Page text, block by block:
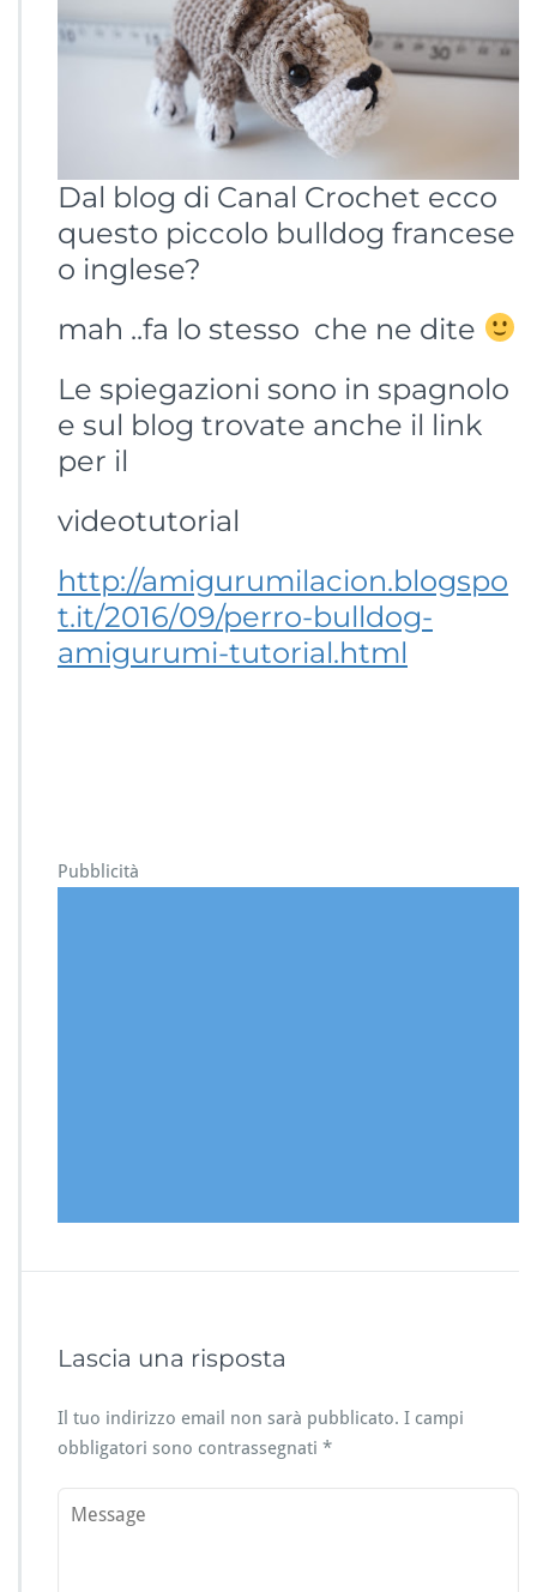
Dal blog di Canal Crochet ecco
questo piccolo bulldog francese
o inglese?
mah ..fa lo stesso che ne dite
Le spiegazioni sono in spagnolo
e sul blog trovate anche il link
per il
videotutorial
http://amigurumilacion.blogspo
t.it/2016/09/perro-bulldog-
amigurumi-tutorial.html
Pubblicità
Lascia una risposta
Il tuo indirizzo email non sarà pubblicato. I campi
obbligatori sono contrassegnati *